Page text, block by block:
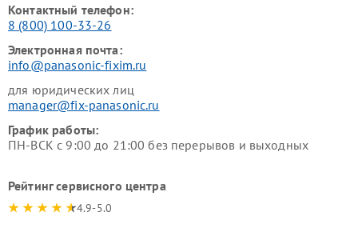
Контактный телефон:
8 (800) 100-33-26
Электронная почта:
info@panasonic-fixim.ru
для юридических лиц
manager@fix-panasonic.ru
График работы:
ПН-ВСК с 9:00 до 21:00 без перерывов и выходных
Рейтинг сервисного центра
4.9-5.0